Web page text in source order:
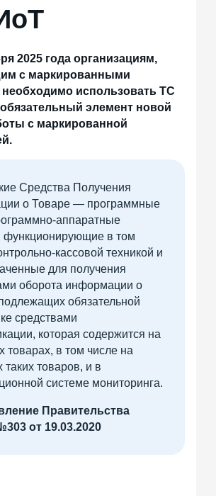
2025 года организациям,
с маркированными
использовать ТС
элемент новой
с маркированной
Средства Получения
о Товаре — программные
аппаратные
функционирующие в том
кассовой техникой и
для получения
оборота информации о
обязательной
средствами
которая содержится на
товарах, в том числе на
таких товаров, и в
системе мониторинга.
Правительства
от 19.03.2020